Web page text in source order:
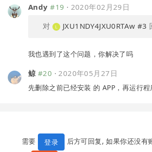
Andy #19 · 2020年02月29日
对
JXU1NDY4JXU0RTAw #3
我也遇到了这个问题，你解决了吗
鲸 #20 · 2020年05月27日
先删除之前已经安装 的 APP，再运行程
需要 登录 后方可回复, 如果你还没有